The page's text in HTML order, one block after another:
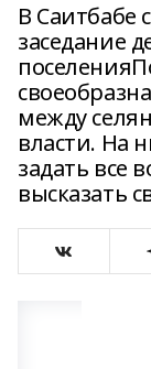
В Саитбабе
заседание
между
власти. На
задать все
высказать